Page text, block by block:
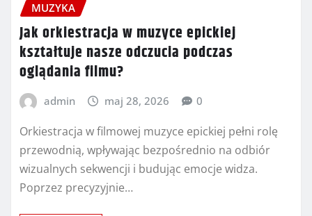
MUZYKA
Jak orkiestracja w muzyce epickiej
kształtuje nasze odczucia podczas
oglądania filmu?
admin maj 28, 2026 0
Orkiestracja w filmowej muzyce epickiej pełni rolę
przewodnią, wpływając bezpośrednio na odbiór
wizualnych sekwencji i budując emocje widza.
Poprzez precyzyjnie…